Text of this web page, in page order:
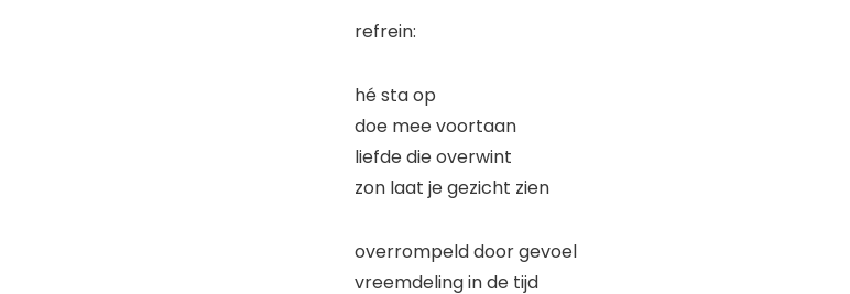
refrein:
hé sta op
doe mee voortaan
liefde die overwint
zon laat je gezicht zien
overrompeld door gevoel
vreemdeling in de tijd